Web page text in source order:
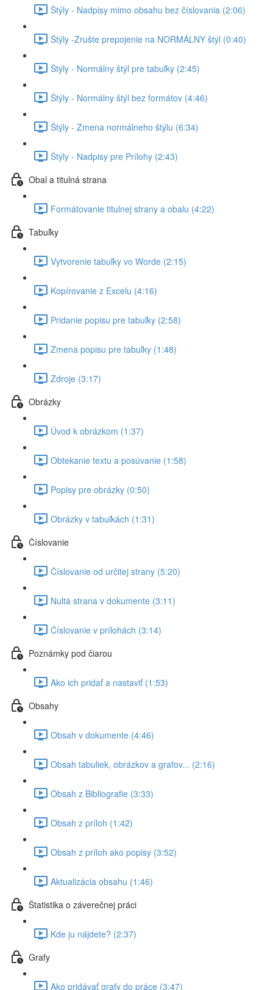
Štýly - Nadpisy mimo obsahu bez číslovania (2:06)
Štýly -Zrušte prepojenie na NORMÁLNY štýl (0:40)
Štýly - Normálny štýl pre tabuľky (2:45)
Štýly - Normálny štýl bez formátov (4:46)
Štýly - Zmena normálneho štýlu (6:34)
Štýly - Nadpisy pre Prílohy (2:43)
Obal a titulná strana
Formátovanie titulnej strany a obalu (4:22)
Tabuľky
Vytvorenie tabuľky vo Worde (2:15)
Kopírovanie z Excelu (4:16)
Pridanie popisu pre tabuľky (2:58)
Zmena popisu pre tabuľky (1:48)
Zdroje (3:17)
Obrázky
Úvod k obrázkom (1:37)
Obtekanie textu a posúvanie (1:58)
Popisy pre obrázky (0:50)
Obrázky v tabuľkách (1:31)
Číslovanie
Číslovanie od určitej strany (5:20)
Nultá strana v dokumente (3:11)
Číslovanie v prílohách (3:14)
Poznámky pod čiarou
Ako ich pridať a nastaviť (1:53)
Obsahy
Obsah v dokumente (4:46)
Obsah tabuliek, obrázkov a grafov... (2:16)
Obsah z Bibliografie (3:33)
Obsah z príloh (1:42)
Obsah z príloh ako popisy (3:52)
Aktualizácia obsahu (1:46)
Štatistika o záverečnej práci
Kde ju nájdete? (2:37)
Grafy
Ako pridávať grafy do práce (3:47)